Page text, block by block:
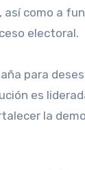
como a
electoral.
para
es
la